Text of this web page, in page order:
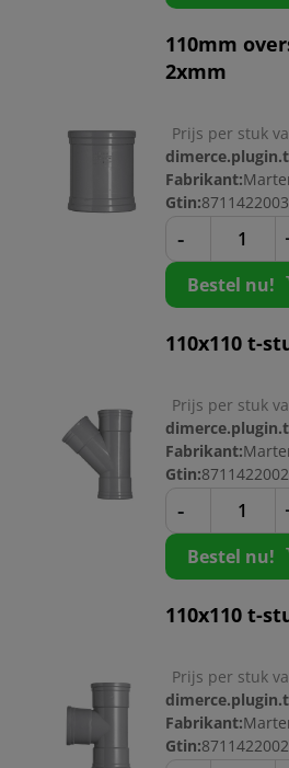
110mm
2xmm
Prijs per stuk
Fabrikant:
Gtin:
-
Bestel nu!
110x110 t-
Prijs per stuk
Fabrikant:
Gtin:
-
Bestel nu!
110x110 t-
Prijs per stuk
Fabrikant:
Gtin: